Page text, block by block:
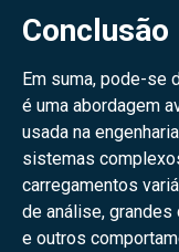
Conclusão
Em suma, pode-se
é uma abordagem
usada na
sistemas
carregamentos
de análise,
e outros